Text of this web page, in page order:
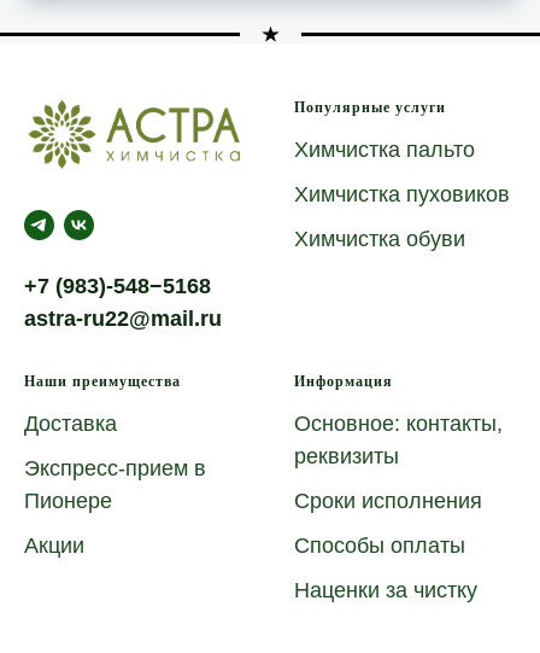
+7 (983)-548−5168
astra-ru22@mail.ru
Популярные услуги
Химчистка пальто
Химчистка пуховиков
Химчистка обуви
Наши преимущества
Доставка
Экспресс-прием в
Пионере
Акции
Информация
Основное: контакты,
реквизиты
Сроки исполнения
Способы оплаты
Наценки за чистку